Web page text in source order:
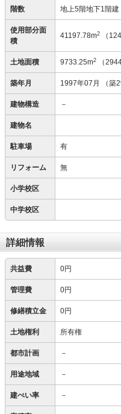
階数 地上5階地下1階建
使用部分面
積
41197.78m2 （
土地面積 9733.25m2 （
築年月 1997年07月 （築
建物構造 －
建物名
駐車場 有
リフォーム 無
小学校区
中学校区
詳細情報
共益費 0円
管理費 0円
修繕積立金 0円
土地権利 所有権
都市計画 －
用途地域 －
建ぺい率 －